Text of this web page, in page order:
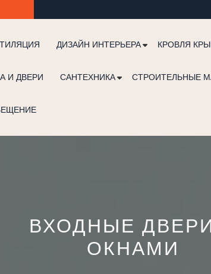
ДИЗАЙН ИНТЕРЬЕРА КРОВЛЯ
И ДВЕРИ САНТЕХНИКА СТРОИТЕЛЬНЫЕ
ВХОДНЫЕ
ОКНАМИ